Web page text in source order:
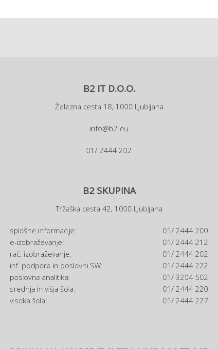
B2 IT D.O.O.
Železna cesta 18, 1000 Ljubljana
info@b2.eu
01/ 2444 202
B2 SKUPINA
Tržaška cesta 42, 1000 Ljubljana
splošne informacije:
01/ 2444 200
e-izobraževanje:
01/ 2444 212
rač. izobraževanje:
01/ 2444 202
inf. podpora in poslovni SW:
01/ 2444 222
poslovna analitika:
01/ 3204 502
srednja in višja šola:
01/ 2444 220
visoka šola:
01/ 2444 227